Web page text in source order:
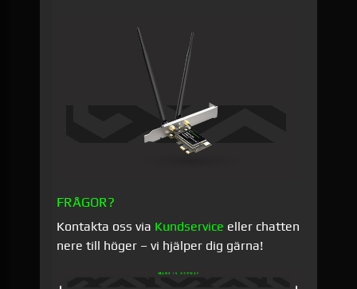
FRÅGOR?
Kontakta oss via Kundservice eller chatten
nere till höger – vi hjälper dig gärna!